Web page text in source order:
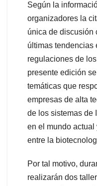
Según la
organizadores la
única de discusión
últimas tendencias
regulaciones de
presente edición
temáticas que
empresas de alta
de los sistemas de
en el mundo
entre la
Por tal motivo,
realizarán dos